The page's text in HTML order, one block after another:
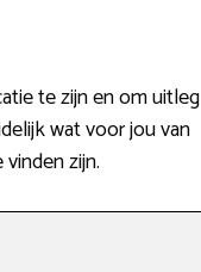
te zijn en om uitleg
wat voor jou van
zijn.